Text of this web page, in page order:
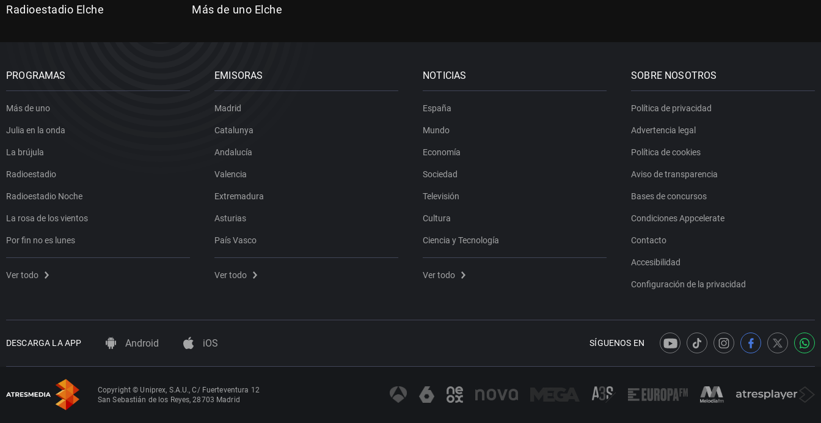
Radioestadio Elche Más de uno Elche
PROGRAMAS
Más de uno
Julia en la onda
La brújula
Radioestadio
Radioestadio Noche
La rosa de los vientos
Por fin no es lunes
Ver todo
EMISORAS
Madrid
Catalunya
Andalucía
Valencia
Extremadura
Asturias
País Vasco
Ver todo
NOTICIAS
España
Mundo
Economía
Sociedad
Televisión
Cultura
Ciencia y Tecnología
Ver todo
SOBRE NOSOTROS
Política de privacidad
Advertencia legal
Política de cookies
Aviso de transparencia
Bases de concursos
Condiciones Appcelerate
Contacto
Accesibilidad
Configuración de la privacidad
DESCARGA LA APP Android iOS SÍGUENOS EN
Copyright © Uniprex, S.A.U., C/ Fuerteventura 12
San Sebastián de los Reyes, 28703 Madrid